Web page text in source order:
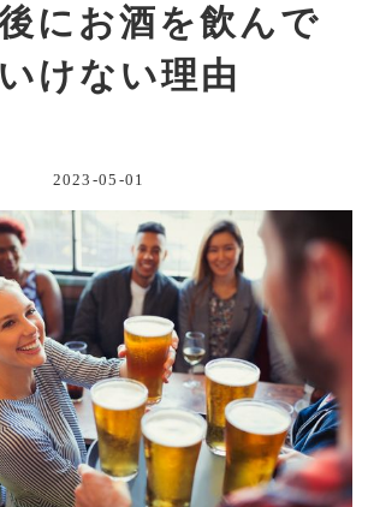
にお酒を飲んで
けない理由
2023-05-01